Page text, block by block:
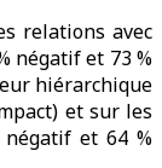
relations avec
négatif et 73 %
hiérarchique
et sur les
et 64 %